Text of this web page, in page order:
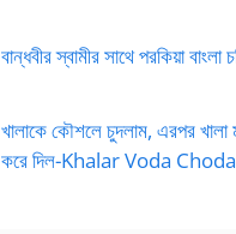
বান্ধবীর স্বামীর সাথে পরকিয়া বাংলা
খালাকে কৌশলে চুদলাম, এরপর খালা
করে দিল-Khalar Voda Choda